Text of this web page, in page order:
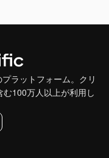
ラットフォーム。クリ
100万人以上が利用し